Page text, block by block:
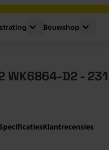
Gevelbekleding
submenu for Deuren
Toggle submenu for
Bouwshop
Toggle
WK6864-D2 -
SpecificatiesKlantrecensies